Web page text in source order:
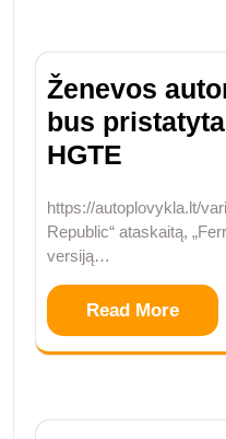
Ženevos
bus
HGTE
https://autoplovykla.lt/
Republic“ ataskaitą,
versiją…
Read More